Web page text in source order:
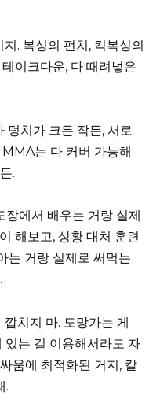
지. 복싱의 펀치, 킥복싱의
이크다운, 다 때려넣은
덩치가 크든 작든, 서로
는 다 커버 가능해.
.
장에서 배우는 거랑 실제
해보고, 상황 대처 훈련
는 거랑 실제로 써먹는
깝치지 마. 도망가는 게
있는 걸 이용해서라도 자
움에 최적화된 거지, 칼
.